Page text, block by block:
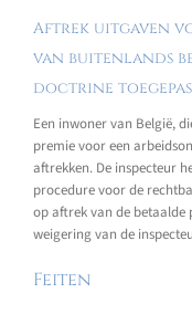
Aftrek uitgaven
van buitenlands
doctrine
Een inwoner van België,
premie voor een
aftrekken. De inspecteur
procedure voor de
op aftrek van de betaalde
weigering van de
Feiten